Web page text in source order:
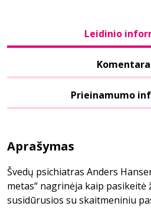
Leidinio
Prieinamumo
Aprašymas
Švedų psichiatras Anders
metas“ nagrinėja kaip pasikeitė
susidūrusios su skaitmeniniu